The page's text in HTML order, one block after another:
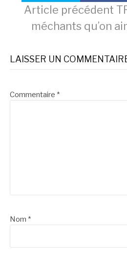
Lire
la
suite
Article précédent
méchants qu’on
LAISSER UN
Commentaire *
Nom *